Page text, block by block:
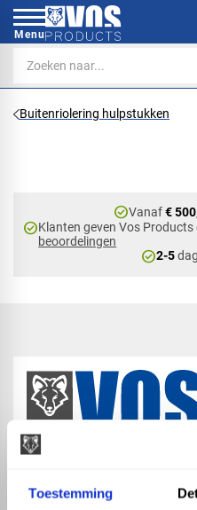
Toestemming
Menu
Buitenriolering hulpstukken
check_circleVanaf€
check_circleKlanten geven Vos
beoordelingen
check_circle2-5
phone_enabled +31 416 75 02 55